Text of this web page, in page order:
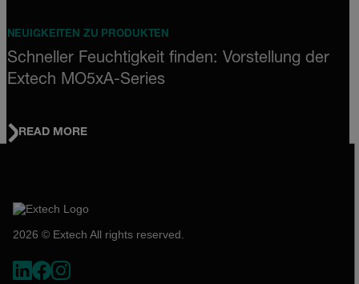
NEUIGKEITEN ZU PRODUKTEN
Schneller Feuchtigkeit finden: Vorstellung der
Extech MO5xA-Series
READ MORE
2026 © Extech All rights reserved.